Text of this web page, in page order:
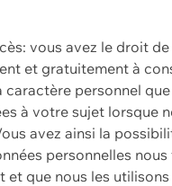
vous avez le droit
et gratuitement à
caractère personnel
à votre sujet lorsque
avez ainsi la
personnelles
et que nous les utilisons